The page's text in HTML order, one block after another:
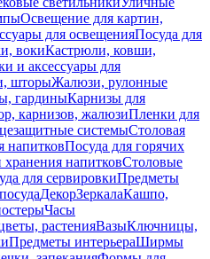
Освещение для картин,
для освещенияПосуда для
вокиКастрюли, ковши,
и аксессуары для
шторыЖалюзи, рулонные
гардиныКарнизы для
карнизов, жалюзиПленки для
системыСтоловая
напитковПосуда для горячих
напитковСтоловые
для сервировкиПредметы
ДекорЗеркалаКашпо,
Часы
растенияВазыКлючницы,
Предметы интерьераШирмы